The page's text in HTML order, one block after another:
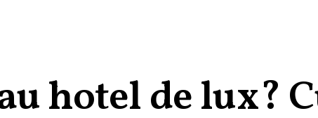
hotel de lux?